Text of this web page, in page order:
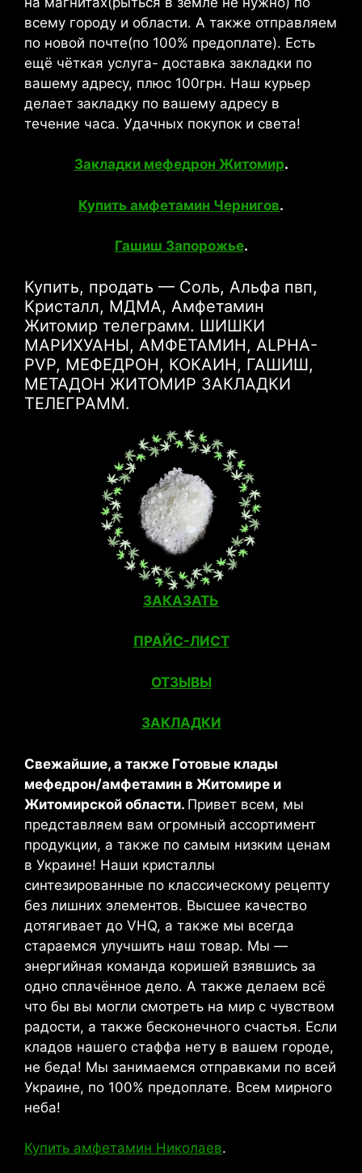
всему городу и области. А также отправляем
по новой почте(по 100% предоплате). Есть
ещё чёткая услуга- доставка закладки по
вашему адресу, плюс 100грн. Наш курьер
делает закладку по вашему адресу в
течение часа. Удачных покупок и света!
Закладки мефедрон Житомир.
Купить амфетамин Чернигов.
Гашиш Запорожье.
Купить, продать — Соль, Альфа пвп,
Кристалл, МДМА, Амфетамин
Житомир телеграмм. ШИШКИ
МАРИХУАНЫ, АМФЕТАМИН, ALPHA-
PVP, МЕФЕДРОН, КОКАИН, ГАШИШ,
МЕТАДОН ЖИТОМИР ЗАКЛАДКИ
ТЕЛЕГРАММ.
ЗАКАЗАТЬ
ПРАЙС-ЛИСТ
ОТЗЫВЫ
ЗАКЛАДКИ
Свежайшие, а также Готовые клады
мефедрон/амфетамин в Житомире и
Житомирской области. Привет всем, мы
представляем вам огромный ассортимент
продукции, а также по самым низким ценам
в Украине! Наши кристаллы
синтезированные по классическому рецепту
без лишних элементов. Высшее качество
дотягивает до VHQ, а также мы всегда
стараемся улучшить наш товар. Мы —
энергийная команда коришей взявшись за
одно сплачённое дело. А также делаем всё
что бы вы могли смотреть на мир с чувством
радости, а также бесконечного счастья. Если
кладов нашего стаффа нету в вашем городе,
не беда! Мы занимаемся отправками по всей
Украине, по 100% предоплате. Всем мирного
неба!
Купить амфетамин Николаев.